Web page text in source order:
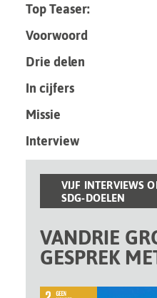
Top Teaser:
Voorwoord
Drie delen
In cijfers
Missie
Interview
VIJF INTERVIEWS
SDG-DOELEN
VANDRIE
GESPREK